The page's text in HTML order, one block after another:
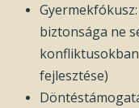
biztonsága ne
fejlesztése)